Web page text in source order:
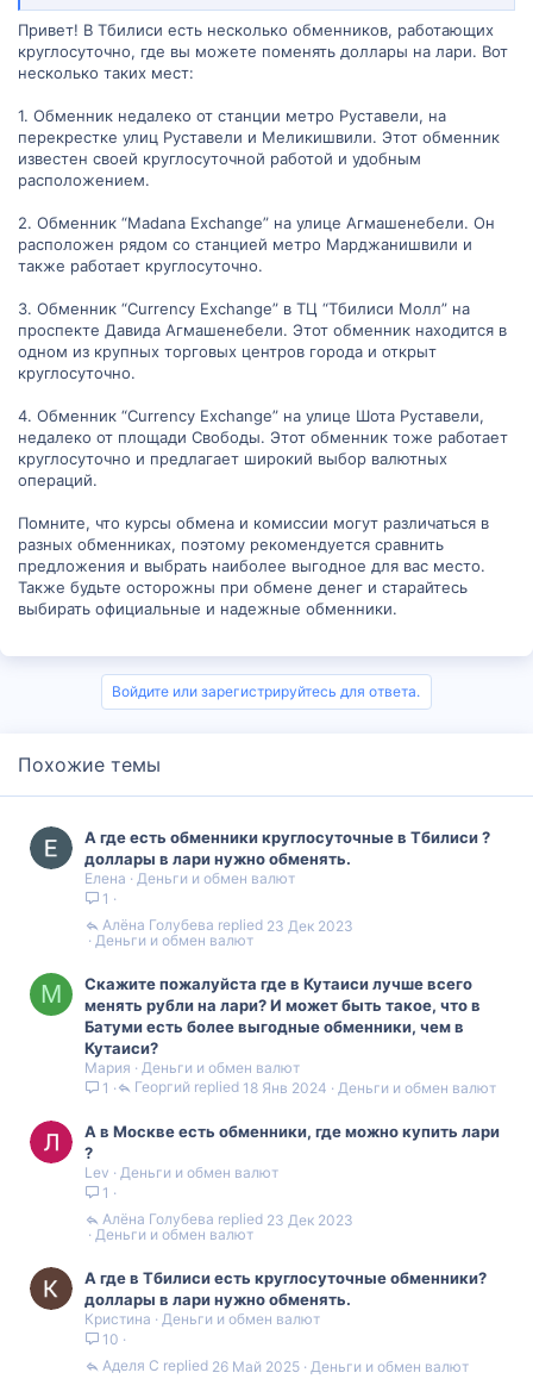
Привет! В Тбилиси есть несколько обменников, работающих
круглосуточно, где вы можете поменять доллары на лари. Вот
несколько таких мест:
1. Обменник недалеко от станции метро Руставели, на
перекрестке улиц Руставели и Меликишвили. Этот обменник
известен своей круглосуточной работой и удобным
расположением.
2. Обменник “Madana Exchange” на улице Агмашенебели. Он
расположен рядом со станцией метро Марджанишвили и
также работает круглосуточно.
3. Обменник “Currency Exchange” в ТЦ “Тбилиси Молл” на
проспекте Давида Агмашенебели. Этот обменник находится в
одном из крупных торговых центров города и открыт
круглосуточно.
4. Обменник “Currency Exchange” на улице Шота Руставели,
недалеко от площади Свободы. Этот обменник тоже работает
круглосуточно и предлагает широкий выбор валютных
операций.
Помните, что курсы обмена и комиссии могут различаться в
разных обменниках, поэтому рекомендуется сравнить
предложения и выбрать наиболее выгодное для вас место.
Также будьте осторожны при обмене денег и старайтесь
выбирать официальные и надежные обменники.
Войдите или зарегистрируйтесь для ответа.
Похожие темы
А где есть обменники круглосуточные в Тбилиси ?
доллары в лари нужно обменять.
Елена
Деньги и обмен валют
1
Деньги и обмен валют
23 Дек 2023
Алëна Голубева
М
Скажите пожалуйста где в Кутаиси лучше всего
менять рубли на лари? И может быть такое, что в
Батуми есть более выгодные обменники, чем в
Кутаиси?
Мария
Деньги и обмен валют
1
Деньги и обмен валют
18 Янв 2024
Георгий
А в Москве есть обменники, где можно купить лари
?
Lev
Деньги и обмен валют
1
Деньги и обмен валют
23 Дек 2023
Алëна Голубева
А где в Тбилиси есть круглосуточные обменники?
доллары в лари нужно обменять.
Кристина
Деньги и обмен валют
10
Деньги и обмен валют
26 Май 2025
Аделя С